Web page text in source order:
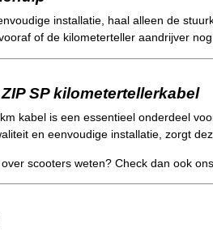
installatie, haal alleen de
of de kilometerteller aandrijver
SP kilometertellerkabel
kabel is een essentieel onderdeel
en eenvoudige installatie, zorgt
scooters weten? Check dan ook